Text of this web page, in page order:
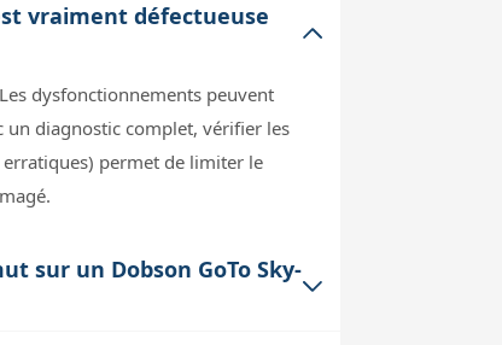
vraiment défectueuse
dysfonctionnements peuvent
un diagnostic complet, vérifier les
permet de limiter le
sur un Dobson GoTo Sky-